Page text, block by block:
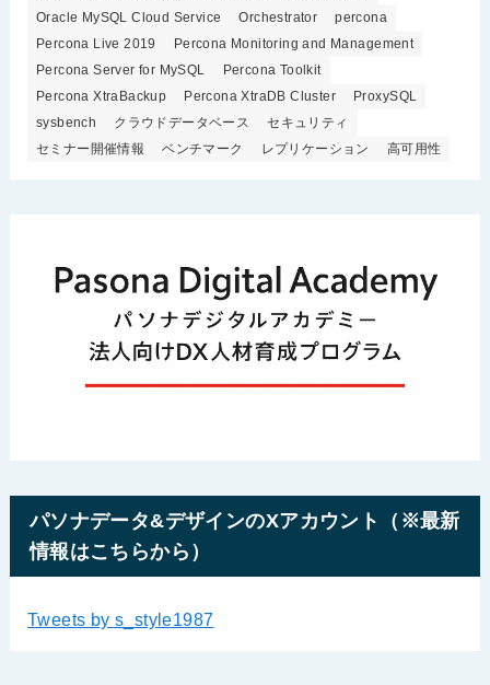
Oracle MySQL Cloud Service
Orchestrator
percona
Percona Live 2019
Percona Monitoring and Management
Percona Server for MySQL
Percona Toolkit
Percona XtraBackup
Percona XtraDB Cluster
ProxySQL
sysbench
クラウドデータベース
セキュリティ
セミナー開催情報
ベンチマーク レプリケーション 高可用性
パソナデータ&デザインのXアカウント（※最新
情報はこちらから）
Tweets by s_style1987